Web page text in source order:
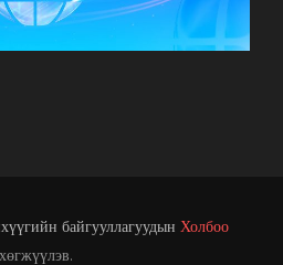
байгууллагуудын Холбоо
хөгжүүлэв.